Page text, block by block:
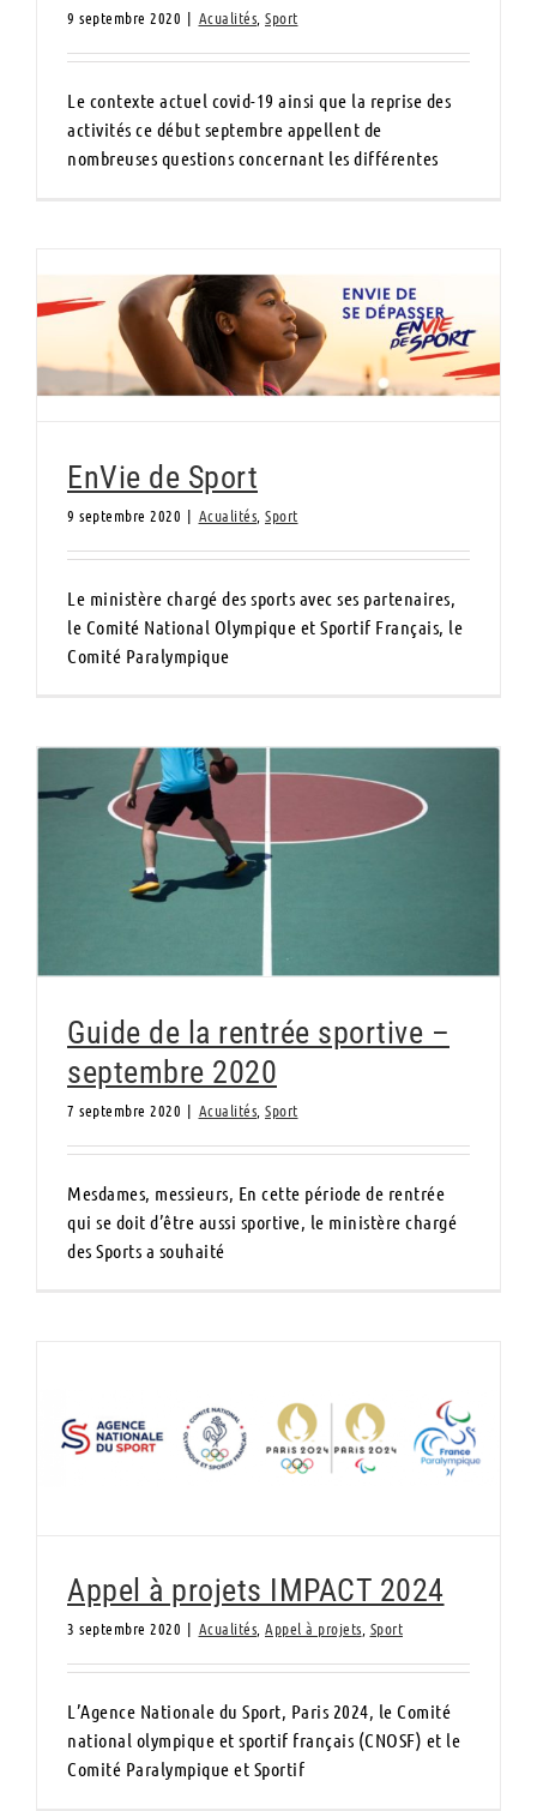
9 septembre 2020 | Acualités Sport
Le contexte actuel covid-19 ainsi que la reprise des
activités ce début septembre appellent de
nombreuses questions concernant les différentes
EnVie de Sport
EnVie de Sport
9 septembre 2020 | Acualités Sport
Le ministère chargé des sports avec ses partenaires,
le Comité National Olympique et Sportif Français, le
Comité Paralympique
Guide de la rentrée sportive – septembre
2020
Guide de la rentrée sportive –
septembre 2020
7 septembre 2020 | Acualités Sport
Mesdames, messieurs, En cette période de rentrée
qui se doit d’être aussi sportive, le ministère chargé
des Sports a souhaité
Appel à projets IMPACT 2024
Appel à projets IMPACT 2024
3 septembre 2020 | Acualités Appel à projets Sport
L’Agence Nationale du Sport, Paris 2024, le Comité
national olympique et sportif français (CNOSF) et le
Comité Paralympique et Sportif